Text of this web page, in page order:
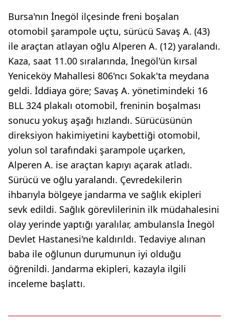
Bursa'nın İnegöl ilçesinde freni boşalan
otomobil şarampole uçtu, sürücü Savaş A. (43)
ile araçtan atlayan oğlu Alperen A. (12) yaralandı.
Kaza, saat 11.00 sıralarında, İnegöl'ün kırsal
Yeniceköy Mahallesi 806'ncı Sokak'ta meydana
geldi. İddiaya göre; Savaş A. yönetimindeki 16
BLL 324 plakalı otomobil, freninin boşalması
sonucu yokuş aşağı hızlandı. Sürücüsünün
direksiyon hakimiyetini kaybettiği otomobil,
yolun sol tarafındaki şarampole uçarken,
Alperen A. ise araçtan kapıyı açarak atladı.
Sürücü ve oğlu yaralandı. Çevredekilerin
ihbarıyla bölgeye jandarma ve sağlık ekipleri
sevk edildi. Sağlık görevlilerinin ilk müdahalesini
olay yerinde yaptığı yaralılar, ambulansla İnegöl
Devlet Hastanesi'ne kaldırıldı. Tedaviye alınan
baba ile oğlunun durumunun iyi olduğu
öğrenildi. Jandarma ekipleri, kazayla ilgili
inceleme başlattı.